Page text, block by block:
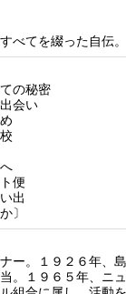
べてを綴った自伝。
の秘密
会い
便
出
〕
ー。１９２６年、
。１９６５年、ニ